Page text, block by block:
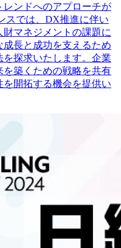
ンドへのアプローチが
スでは、DX推進に伴い
マネジメントの課題に
長と成功を支えるため
探求いたします。企業
を築くための戦略を共有
を開拓する機会を提供い